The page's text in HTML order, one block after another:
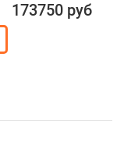
173750 руб